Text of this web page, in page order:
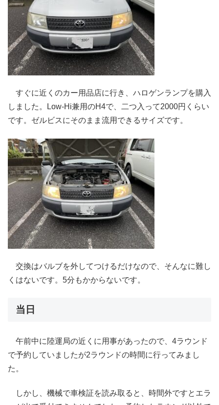
すぐに近くのカー用品店に行き、ハロゲンランプを購入
しました。Low-Hi兼用のH4で、二つ入って2000円くらい
です。ゼルビスにそのまま流用できるサイズです。
交換はバルブを外してつけるだけなので、そんなに難し
くはないです。5分もかからないです。
当日
午前中に陸運局の近くに用事があったので、4ラウンド
で予約していましたが2ラウンドの時間に行ってみまし
た。
しかし、機械で車検証を読み取ると、時間外ですとエラ